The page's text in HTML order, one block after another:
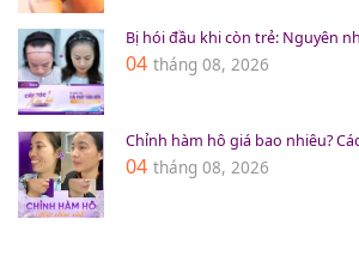
Bị hói đầu khi còn trẻ: Nguyên
04 tháng 08, 2026
Chỉnh hàm hô giá bao nhiêu?
04 tháng 08, 2026